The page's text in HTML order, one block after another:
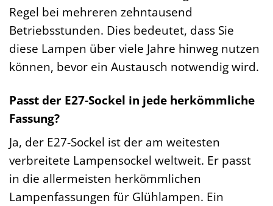
Regel bei mehreren zehntausend
Betriebsstunden. Dies bedeutet, dass Sie
diese Lampen über viele Jahre hinweg nutzen
können, bevor ein Austausch notwendig wird.
Passt der E27-Sockel in jede herkömmliche
Fassung?
Ja, der E27-Sockel ist der am weitesten
verbreitete Lampensockel weltweit. Er passt
in die allermeisten herkömmlichen
Lampenfassungen für Glühlampen. Ein